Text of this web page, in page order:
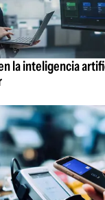
la inteligencia